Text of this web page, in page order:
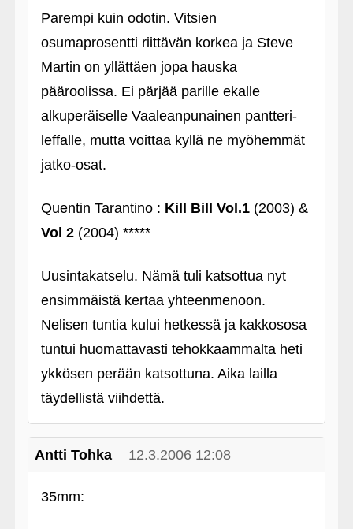
Parempi kuin odotin. Vitsien
osumaprosentti riittävän korkea ja Steve
Martin on yllättäen jopa hauska
pääroolissa. Ei pärjää parille ekalle
alkuperäiselle Vaaleanpunainen pantteri-
leffalle, mutta voittaa kyllä ne myöhemmät
jatko-osat.
Quentin Tarantino : Kill Bill Vol.1(2003) &
Vol 2(2004) *****
Uusintakatselu. Nämä tuli katsottua nyt
ensimmäistä kertaa yhteenmenoon.
Nelisen tuntia kului hetkessä ja kakkososa
tuntui huomattavasti tehokkaammalta heti
ykkösen perään katsottuna. Aika lailla
täydellistä viihdettä.
Antti Tohka 12.3.2006 12:08
35mm: